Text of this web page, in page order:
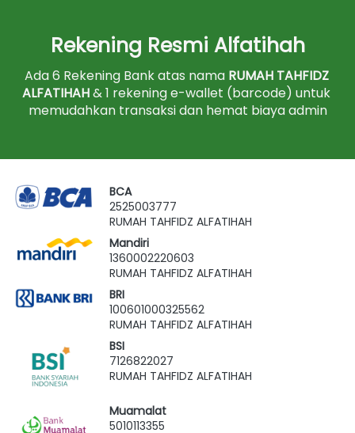
Rekening Resmi Alfatihah
Ada 6 Rekening Bank atas nama RUMAH TAHFIDZ
ALFATIHAH & 1 rekening e-wallet (barcode) untuk
memudahkan transaksi dan hemat biaya admin
BCA
2525003777
RUMAH TAHFIDZ ALFATIHAH
Mandiri
1360002220603
RUMAH TAHFIDZ ALFATIHAH
BRI
100601000325562
RUMAH TAHFIDZ ALFATIHAH
BSI
7126822027
RUMAH TAHFIDZ ALFATIHAH
Muamalat
5010113355